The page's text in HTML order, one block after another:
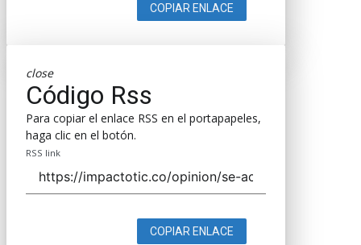
COPIAR ENLACE
close
Código Rss
Para copiar el enlace RSS en el portapapeles,
haga clic en el botón.
RSS link
COPIAR ENLACE